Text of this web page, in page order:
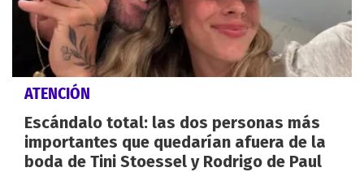
ATENCIÓN
Escándalo total: las dos personas más
importantes que quedarían afuera de la
boda de Tini Stoessel y Rodrigo de Paul